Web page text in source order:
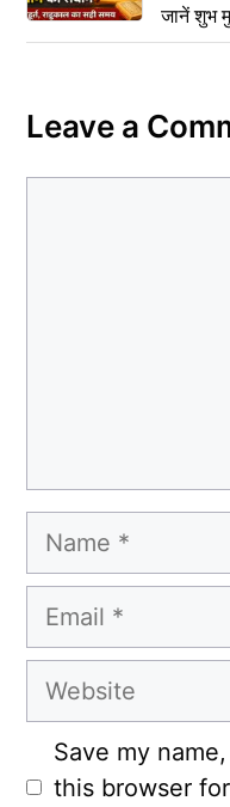
जानें शुभ
Leave a
Name
Email
Website
Save my
this browser